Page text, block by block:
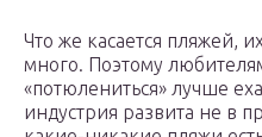
Что же касается пляжей,
много. Поэтому
«потюлениться» лучше
индустрия развита не в